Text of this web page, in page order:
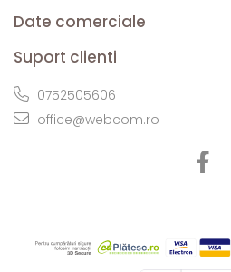
Date comerciale
Suport clienti
0752505606
office@webcom.ro